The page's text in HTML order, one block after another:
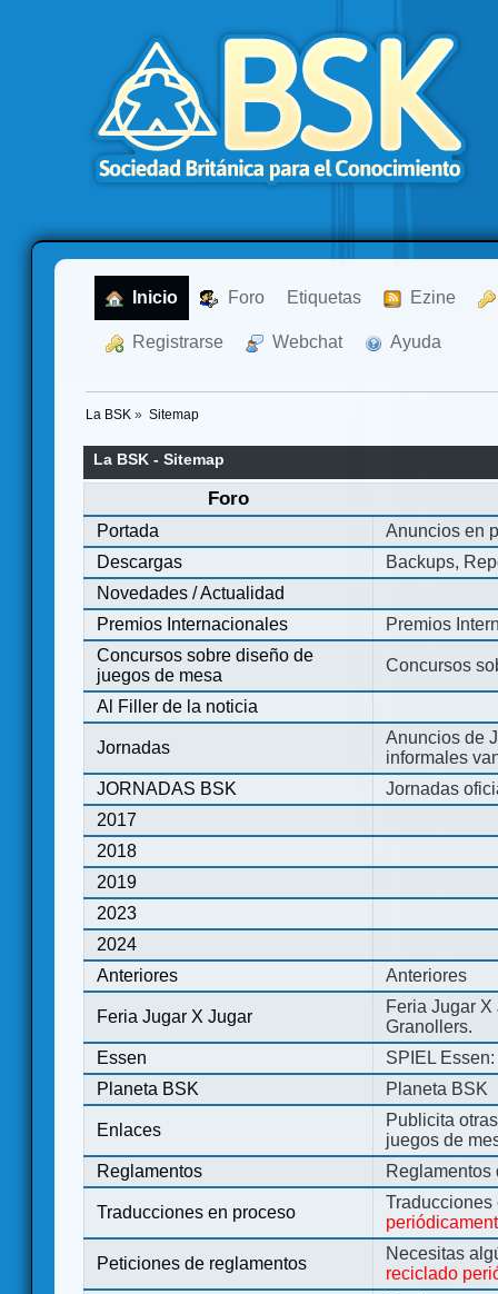
Inicio Foro Etiquetas Ezine
Registrarse Webchat Ayuda
La BSK » Sitemap
La BSK - Sitemap
Foro
Portada
Anuncios en
Descargas
Backups,
Novedades / Actualidad
Premios Internacionales
Premios
Concursos sobre diseño de
juegos de mesa
Concursos
Al Filler de la noticia
Jornadas
Anuncios de
informales
JORNADAS BSK
Jornadas
2017
2018
2019
2023
2024
Anteriores
Anteriores
Feria Jugar X Jugar
Feria Jugar
Granollers.
Essen
SPIEL
Planeta BSK
Planeta BSK
Enlaces
Publicita
juegos de
Reglamentos
Reglamentos
Traducciones en proceso
Peticiones de reglamentos
Necesitas
reciclado